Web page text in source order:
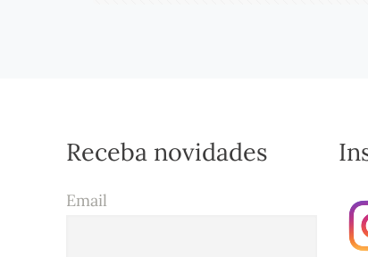
Receba novidades
Email